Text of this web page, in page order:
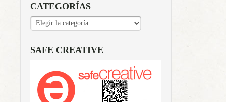
CATEGORÍAS
CATEGORÍAS
SAFE CREATIVE